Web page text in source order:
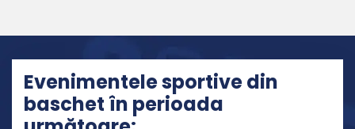
Evenimentele sportive din
baschet în perioada